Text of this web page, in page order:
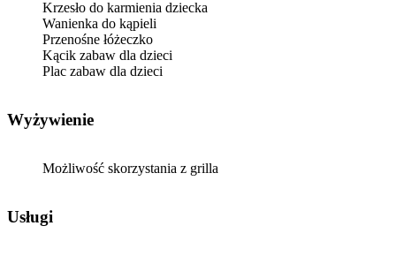
Krzesło do karmienia dziecka
Wanienka do kąpieli
Przenośne łóżeczko
Kącik zabaw dla dzieci
Plac zabaw dla dzieci
Wyżywienie
Możliwość skorzystania z grilla
Usługi